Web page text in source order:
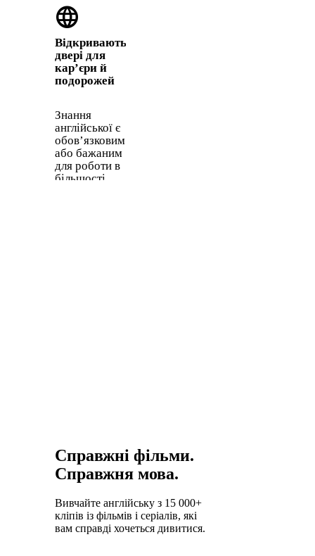
language
Відкриваються
двері для
кар’єри й
подорожей
Знання
англійської є
обов’язковим
або бажаним
для роботи в
більшості
Справжні фільми.
Справжня мова.
Вивчайте англійську з 15 000+
кліпів із фільмів і серіалів, які
вам справді хочеться дивитися.